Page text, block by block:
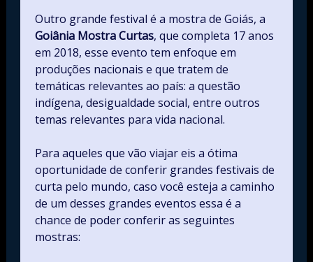
Outro grande festival é a mostra de Goiás, a
Goiânia Mostra Curtas, que completa 17 anos
em 2018, esse evento tem enfoque em
produções nacionais e que tratem de
temáticas relevantes ao país: a questão
indígena, desigualdade social, entre outros
temas relevantes para vida nacional.
Para aqueles que vão viajar eis a ótima
oportunidade de conferir grandes festivais de
curta pelo mundo, caso você esteja a caminho
de um desses grandes eventos essa é a
chance de poder conferir as seguintes
mostras: